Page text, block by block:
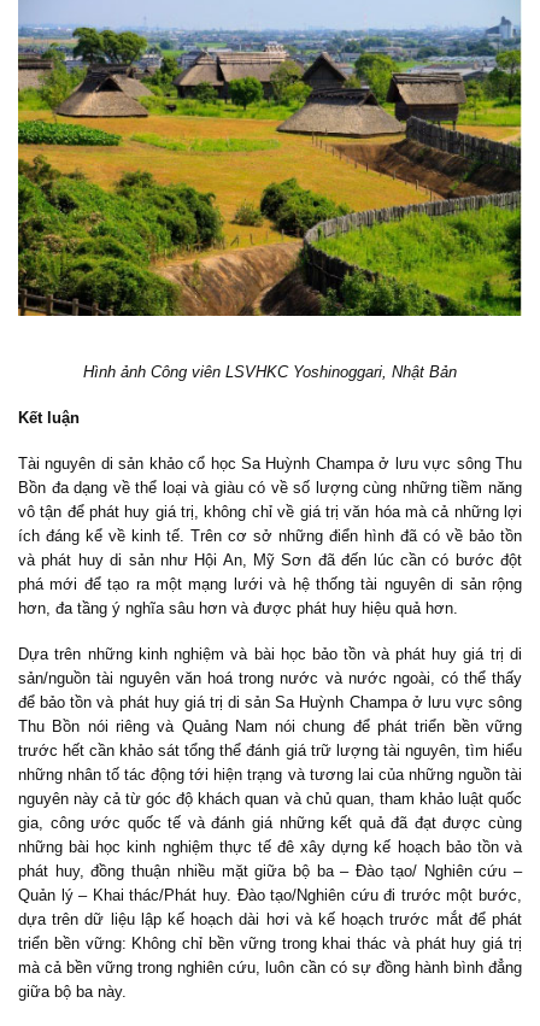
Hình ảnh Công viên LSVHKC Yoshinoggari, Nhật Bản
Kết luận
Tài nguyên di sản khảo cổ học Sa Huỳnh Champa ở lưu vực sông Thu
Bồn đa dạng về thể loại và giàu có về số lượng cùng những tiềm năng
vô tận để phát huy giá trị, không chỉ về giá trị văn hóa mà cả những lợi
ích đáng kể về kinh tế. Trên cơ sở những điển hình đã có về bảo tồn
và phát huy di sản như Hội An, Mỹ Sơn đã đến lúc cần có bước đột
phá mới để tạo ra một mạng lưới và hệ thống tài nguyên di sản rộng
hơn, đa tầng ý nghĩa sâu hơn và được phát huy hiệu quả hơn.
Dựa trên những kinh nghiệm và bài học bảo tồn và phát huy giá trị di
sản/nguồn tài nguyên văn hoá trong nước và nước ngoài, có thể thấy
để bảo tồn và phát huy giá trị di sản Sa Huỳnh Champa ở lưu vực sông
Thu Bồn nói riêng và Quảng Nam nói chung để phát triển bền vững
trước hết cần khảo sát tổng thể đánh giá trữ lượng tài nguyên, tìm hiểu
những nhân tố tác động tới hiện trạng và tương lai của những nguồn tài
nguyên này cả từ góc độ khách quan và chủ quan, tham khảo luật quốc
gia, công ước quốc tế và đánh giá những kết quả đã đạt được cùng
những bài học kinh nghiệm thực tế đê xây dựng kế hoạch bảo tồn và
phát huy, đồng thuận nhiều mặt giữa bộ ba – Đào tạo/ Nghiên cứu –
Quản lý – Khai thác/Phát huy. Đào tạo/Nghiên cứu đi trước một bước,
dựa trên dữ liệu lập kế hoạch dài hơi và kế hoạch trước mắt để phát
triển bền vững: Không chỉ bền vững trong khai thác và phát huy giá trị
mà cả bền vững trong nghiên cứu, luôn cần có sự đồng hành bình đẳng
giữa bộ ba này.